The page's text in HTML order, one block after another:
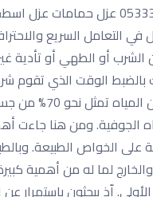
شركة عزل خزانات
التعامل السريع
أو الطهي أو تأدية
بالضبط الوقت الذي تقوم
المياه
الجوفية. ومن هنا جاءت
الخواص الطبيعة.
والخارج لما له من أهمية
إّذ يبحثون باستمرار